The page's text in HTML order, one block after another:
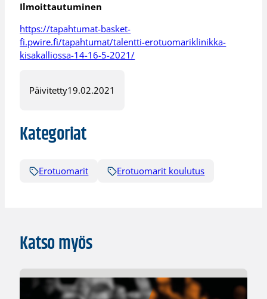
Ilmoittautuminen
https://tapahtumat-basket-
fi.pwire.fi/tapahtumat/talentti-erotuomariklinikka-
kisakalliossa-14-16-5-2021/
Päivitetty19.02.2021
Kategoriat
Erotuomarit Erotuomarit koulutus
Katso myös